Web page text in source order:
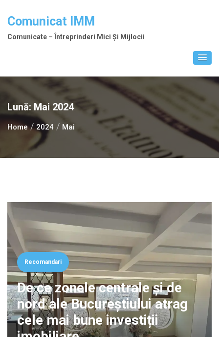
Comunicat IMM
Comunicate – Întreprinderi Mici Și Mijlocii
Lună: Mai 2024
Home 2024 Mai
Recomandari
Cancerul de vezică biliară:
importanța diagnosticului
precoce